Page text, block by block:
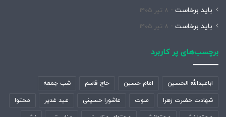
باید برخاست ۸ تیر ۱۴۰۵
باید برخاست ۸ تیر ۱۴۰۵
برچسب‌های پر کاربرد
اباعبدالله الحسین امام حسین حاج قاسم شب جمعه
شهادت حضرت زهرا صوت عاشورا حسینی عید غدیر محتوا